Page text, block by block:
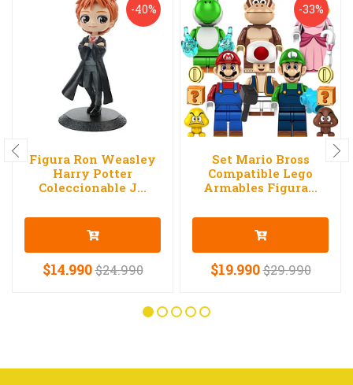
-40%
Figura Ron Weasley
Harry Potter
Coleccionable J...
$14.990$24.990
-33%
Set Mario Bross
Compatible Lego
Armables Figura...
$19.990$29.990